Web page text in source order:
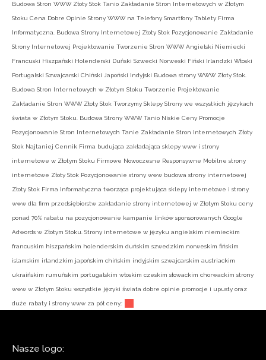
Budowa Stron WWW Złoty Stok Tanio Zakładanie Stron Internetowych w Złotym
Stoku Cena Dobre Opinie Strony WWW na Telefony Smartfony Tablety Firma
Informatyczna. Budowa Strony Internetowej Złoty Stok Pozycjonowanie Zakładanie
Strony Internetowej Projektowanie Tworzenie Stron WWW Angielski Niemiecki
Francuski Hiszpański Holenderski Duński Szwecki Norweski Fiński Irlandzki Włoski
Portugalski Szwajcarski Chiński Japoński Indyjski Budowa strony WWW Złoty Stok.
Budowa Stron Internetowych w Złotym Stoku Tworzenie Projektowanie
Zakładanie Stron WWW Złoty Stok Tworzymy Sklepy Strony we wszystkich językach
świata w Złotym Stoku. Budowa Strony WWW Tanio Niskie Ceny Promocje
Pozycjonowanie Stron Internetowych Tanie Zakładanie Stron Internetowych Złoty
Stok Najtaniej Cennik Firma budująca zakładająca sklepy www i strony
internetowe w Złotym Stoku Firmowe Nowoczesne Responsywne Mobilne strony
internetowe Złoty Stok Pozycjonowanie strony www budowa strony internetowej
Złoty Stok Firma Informatyczna tworząca projektująca sklepy internetowe i strony
www dla firm przedsiębiorstw zakładanie strony internetowej w Złotym Stoku ceny
ponad 70% rabatu na pozycjonowanie kampanie linków sponsorowanych Google
Adwords w Złotym Stoku. Strony internetowe w języku angielskim niemieckim
francuskim hiszpańskim holenderskim duńskim szwedzkim norweskim fińskim
islamskim irlandzkim japońskim chińskim indyjskim szwajcarskim austriackim
ukraińskim rumuńskim portugalskim włoskim czeskim słowackim chorwackim strony
www w Złotym Stoku wszystkie języki świata dobre opinie promocje i upusty oraz
duże rabaty i strony www za pół ceny.:
Nasze logo: